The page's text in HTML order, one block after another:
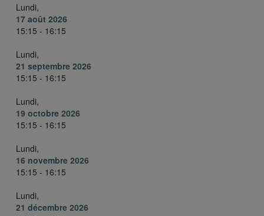
Lundi,
17 août 2026
15:15 - 16:15
Lundi,
21 septembre 2026
15:15 - 16:15
Lundi,
19 octobre 2026
15:15 - 16:15
Lundi,
16 novembre 2026
15:15 - 16:15
Lundi,
21 décembre 2026